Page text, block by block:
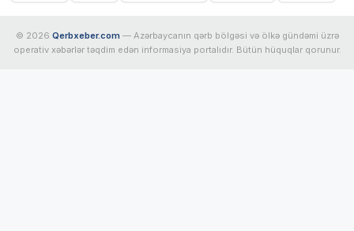
© 2026 Qerbxeber.com — Azərbaycanın qərb bölgəsi və ölkə gündəmi üzrə
operativ xəbərlər təqdim edən informasiya portalıdır. Bütün hüquqlar qorunur.